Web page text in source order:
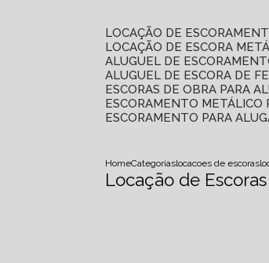
LOCAÇÃO DE
LOCAÇÃO DE ESCORA
ALUGUEL DE
ALUGUEL DE ESCORA DE
ESCORAS DE OBRA PARA
ESCORAMENTO METÁLICO
ESCORAMENTO PARA
HomeCategoriaslocacoes de escoras
Locação de